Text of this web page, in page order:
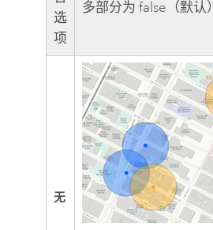
选
项
多部分为 false（默认）
无